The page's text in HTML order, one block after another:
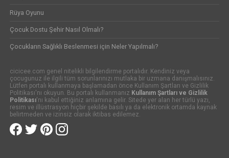
Rüya Oyunu
Çocuk Dostu Şehir Nasıl Olmalı?
Çocukların Sağlıklı Beslenmesi için Neler Yapılmalı?
cicicee.com genel nitelikli bilgilendirme portalıdır. Kendiniz veya
çocugunuz ile ilgili tüm sorunlarınızı mutlaka bir uzmana danışmalısınız.
Lütfen portalı kullanmaya başlamadan önce Kullanım Şartları ve Gizlilik
Politikası'nı okuyun. Bu portalı kullanmanız Kullanım Şartları ve Gizlilik
Politikası'nı kabul ettiğiniz anlamına gelir. Sitede yer alan her türlü yazı,
resim ve illüstrasyon hiçbir şekilde basılı ya da elektronik ortamda kaynak
belirtmeden ve izinsiz olarak iktibas edilemez.